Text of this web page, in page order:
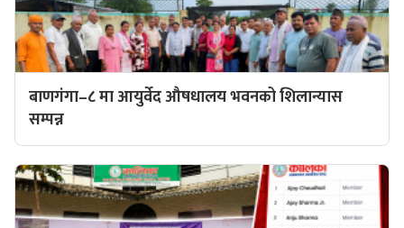
बाणगंगा–८ मा आयुर्वेद औषधालय भवनको शिलान्यास
सम्पन्न